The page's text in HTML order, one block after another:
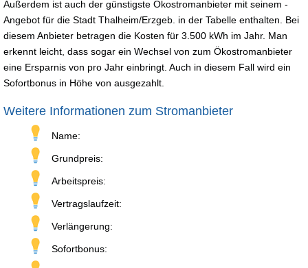
Außerdem ist auch der günstigste Ökostromanbieter mit seinem -
Angebot für die Stadt Thalheim/Erzgeb. in der Tabelle enthalten. Bei
diesem Anbieter betragen die Kosten für 3.500 kWh im Jahr. Man
erkennt leicht, dass sogar ein Wechsel von zum Ökostromanbieter
eine Ersparnis von pro Jahr einbringt. Auch in diesem Fall wird ein
Sofortbonus in Höhe von ausgezahlt.
Weitere Informationen zum Stromanbieter
Name:
Grundpreis:
Arbeitspreis:
Vertragslaufzeit:
Verlängerung:
Sofortbonus: